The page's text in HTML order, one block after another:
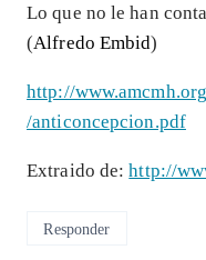
Lo que no le han
(Alfredo Embid)
http://
/anticoncepcion.pdf
Extraido de:http://
Responder